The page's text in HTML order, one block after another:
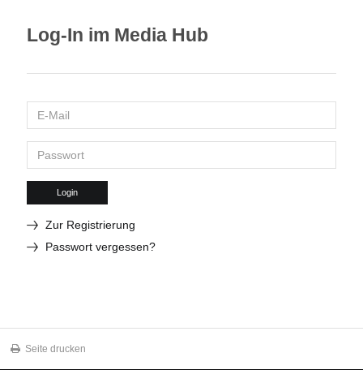
Log-In im Media Hub
Login
Zur Registrierung
Passwort vergessen?
Seite drucken